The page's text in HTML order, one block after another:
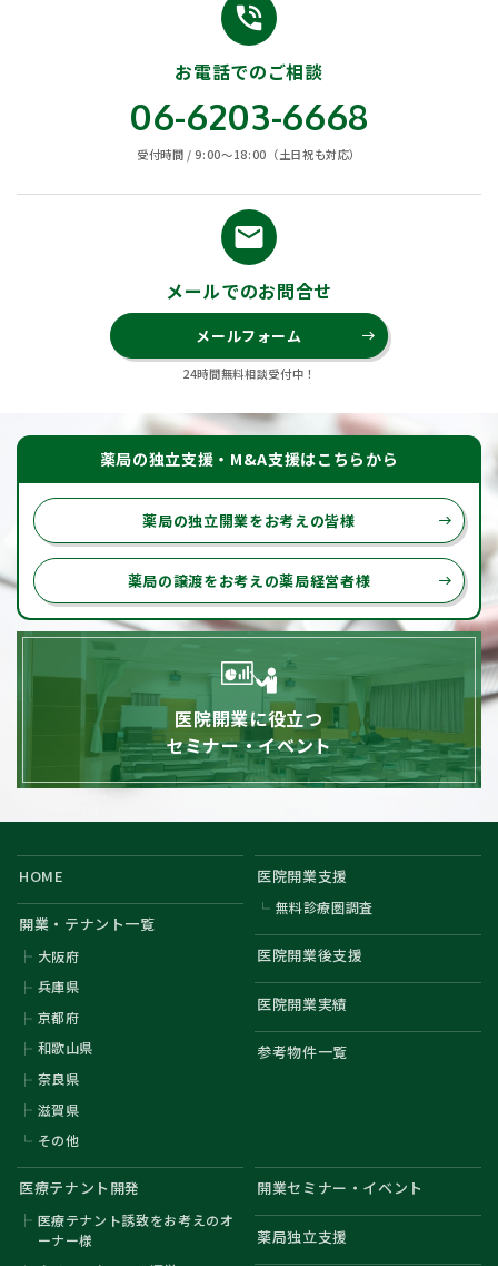
phone_in_talk
お電話でのご相談
06-6203-6668
受付時間 / 9:00〜18:00（土日祝も対応）
email
メールでのお問合せ
メールフォーム east
24時間無料相談受付中！
薬局の独立支援・M&A支援はこちらから
薬局の独立開業をお考えの皆様 east
薬局の譲渡をお考えの薬局経営者様 east
医院開業に役立つ
セミナー・イベント
HOME
開業・テナント一覧
大阪府
兵庫県
京都府
和歌山県
奈良県
滋賀県
その他
医院開業支援
無料診療圏調査
医院開業後支援
医院開業実績
参考物件一覧
医療テナント開発
医療テナント誘致をお考えのオ
ーナー様
開業セミナー・イベント
薬局独立支援